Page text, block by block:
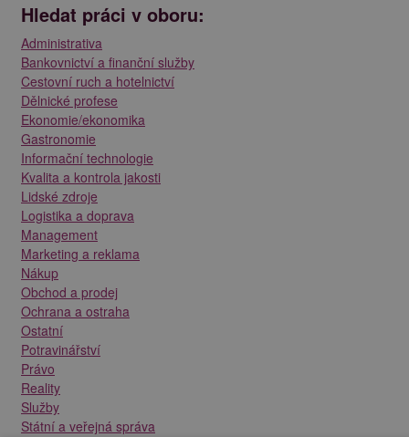
Hledat práci v oboru:
Administrativa
Bankovnictví a finanční služby
Cestovní ruch a hotelnictví
Dělnické profese
Ekonomie/ekonomika
Gastronomie
Informační technologie
Kvalita a kontrola jakosti
Lidské zdroje
Logistika a doprava
Management
Marketing a reklama
Nákup
Obchod a prodej
Ochrana a ostraha
Ostatní
Potravinářství
Právo
Reality
Služby
Státní a veřejná správa